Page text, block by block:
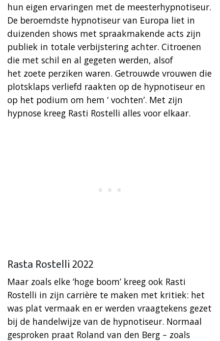
hun eigen ervaringen met de meesterhypnotiseur.
De beroemdste hypnotiseur van Europa liet in
duizenden shows met spraakmakende acts zijn
publiek in totale verbijstering achter. Citroenen
die met schil en al gegeten werden, alsof
het zoete perziken waren. Getrouwde vrouwen die
plotsklaps verliefd raakten op de hypnotiseur en
op het podium om hem ‘ vochten’. Met zijn
hypnose kreeg Rasti Rostelli alles voor elkaar.
Rasta Rostelli 2022
Maar zoals elke ‘hoge boom’ kreeg ook Rasti
Rostelli in zijn carrière te maken met kritiek: het
was plat vermaak en er werden vraagtekens gezet
bij de handelwijze van de hypnotiseur. Normaal
gesproken praat Roland van den Berg – zoals